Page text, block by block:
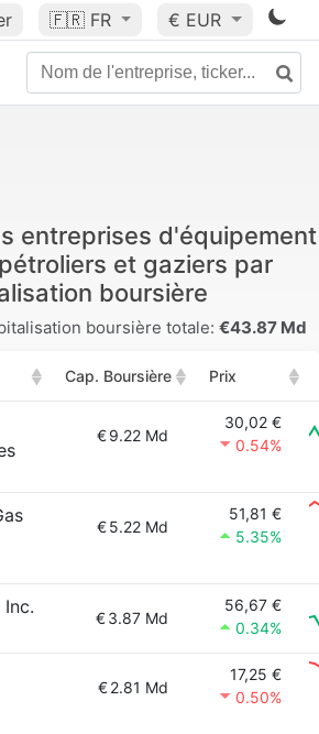
🇫🇷 FR € EUR
entreprises d'équipement
et gaziers par
boursière
boursière totale: €43.87 Md
Cap. Boursière Prix
€9.22 Md
30,02 €
0.54%
€5.22 Md
51,81 €
5.35%
Inc.
€3.87 Md
56,67 €
0.34%
€2.81 Md
17,25 €
0.50%